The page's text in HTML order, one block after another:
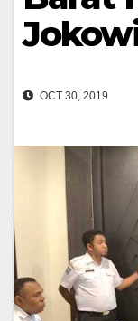
OCT 30, 2019